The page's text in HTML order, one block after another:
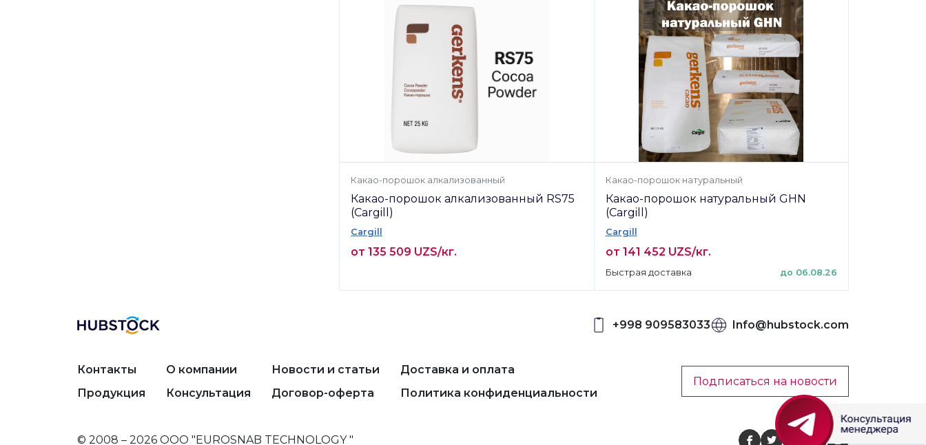
Какао-порошок алкализованный
Какао-порошок алкализованный RS75
(Cargill)
Cargill
от 135 509 UZS/кг.
Какао-порошок натуральный
Какао-порошок натуральный GHN
(Cargill)
Cargill
от 141 452 UZS/кг.
Быстрая доставка до 06.08.26
+998 909583033 Info@hubstock.com
Контакты О компании Новости и статьи
Доставка и оплата
Продукция
Консультация Договор-оферта Политика конфиденциальности
Подписаться на новости
© 2008 – 2026 ООО "EUROSNAB TECHNOLOGY "